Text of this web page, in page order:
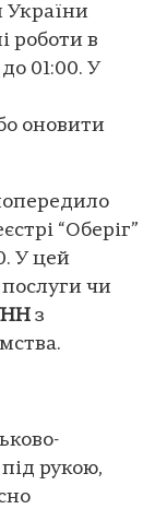
України
роботи в
01:00. У
оновити
“Оберіг”
У цей
чи
з
рукою,